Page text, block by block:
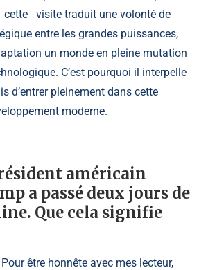
cette visite traduit une volonté de
entre les grandes puissances,
un monde en pleine mutation
C’est pourquoi il interpelle
d’entrer pleinement dans cette
moderne.
américain
a passé deux jours de
Que cela signifie
Pour être honnête avec mes lecteur,